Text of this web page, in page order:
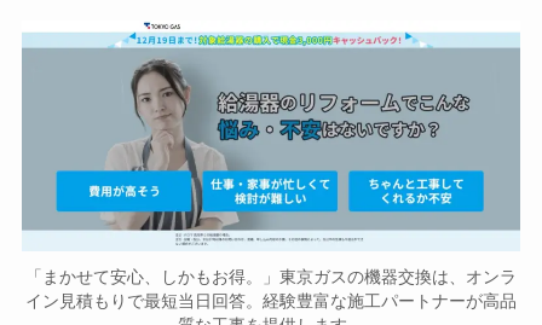
「まかせて安心、しかもお得。」東京ガスの機器交換は、オンラ
イン見積もりで最短当日回答。経験豊富な施工パートナーが高品